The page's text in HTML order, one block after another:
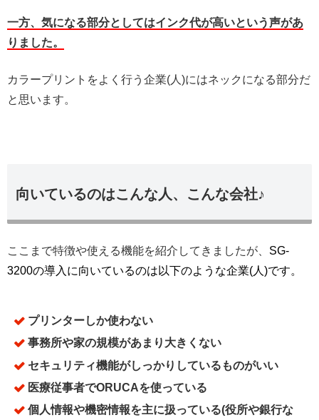
一方、気になる部分としてはインク代が高いという声があ
りました。
カラープリントをよく行う企業(人)にはネックになる部分だ
と思います。
向いているのはこんな人、こんな会社♪
ここまで特徴や使える機能を紹介してきましたが、 SG-
3200の導入に向いているのは以下のような企業(人)です。
プリンターしか使わない
事務所や家の規模があまり大きくない
セキュリティ機能がしっかりしているものがいい
医療従事者でORUCAを使っている
個人情報や機密情報を主に扱っている(役所や銀行な